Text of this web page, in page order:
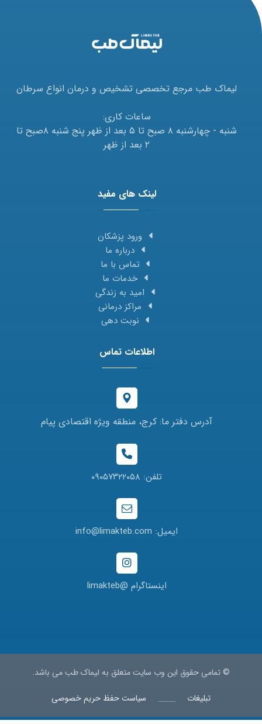
لیماک طب مرجع تخصصی تشخیص و درمان انواع سرطان
ساعات کاری:
شنبه - چهارشنبه ۸ صبح تا ۵ بعد از ظهر پنج شنبه ۸صبح تا
۲ بعد از ظهر
لینک های مفید
ورود پزشکان
درباره ما
تماس با ما
خدمات ما
امید به زندگی
مراکز درمانی
نوبت دهی
اطلاعات تماس
آدرس دفتر ما: کرج، منطقه ویژه اقتصادی پیام
تلفن: ۰۹۰۵۷۳۲۲۰۵۸
ایمیل: info@limakteb.com
اینستاگرام @limakteb
© تمامی حقوق این وب سایت متعلق به لیماک طب می باشد.
سیاست حفظ حریم خصوصی
تبلیغات